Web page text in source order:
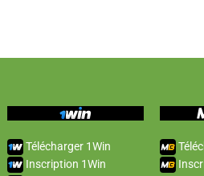
Télécharger 1Win
Inscription 1Win